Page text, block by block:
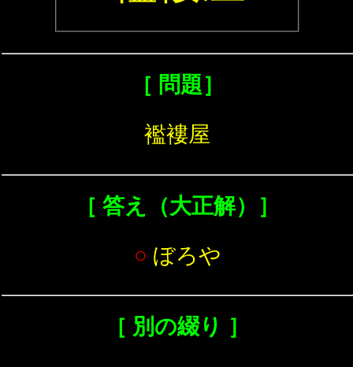
［ 問題］
襤褸屋
［ 答え（大正解）］
○ ぼろや
［ 別の綴り ］